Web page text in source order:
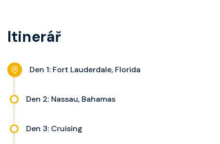
kajuty.
nastavitelnou klimatizaci,
noční stolky, trezor a balkon s
výhledem, velikost kajuty a balkonu
Itinerář
Den 1: Fort Lauderdale, Florida
Den 2: Nassau, Bahamas
Den 3: Cruising